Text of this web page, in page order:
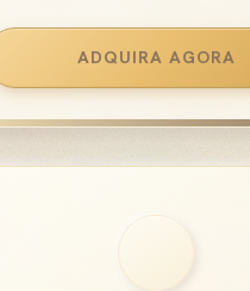
ADQUIRA AGORA